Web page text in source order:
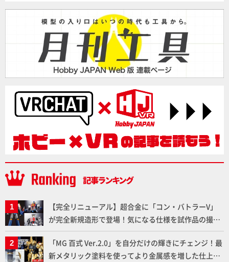
【完全リニューアル】超合金に「コン・バトラーV」
が完全新規造形で登場！気になる仕様を試作品の撮り
下ろしでご紹介!!さらに「大鉄人17」＆「ワンエイ
ト」セット情報もお届け！【超合金の魂】
「MG 百式 Ver.2.0」を自分だけの輝きにチェンジ！最
新メタリック塗料を使ってより金属感を増した仕上が